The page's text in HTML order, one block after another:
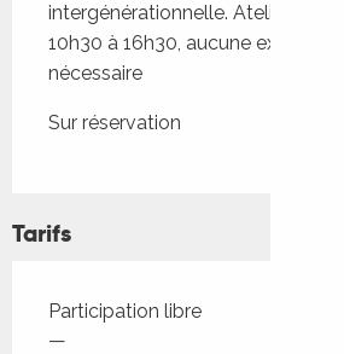
intergénérationnelle. Ateliers à la
10h30 à 16h30, aucune
nécessaire
Sur réservation
Tarifs
Tarifs 2026
Participation libre
—